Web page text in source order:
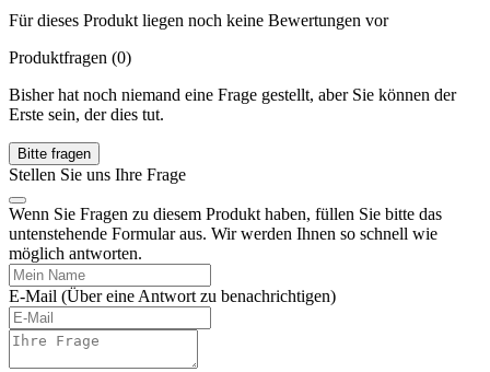
Für dieses Produkt liegen noch keine Bewertungen vor
Produktfragen (0)
Bisher hat noch niemand eine Frage gestellt, aber Sie können der
Erste sein, der dies tut.
Bitte fragen
Stellen Sie uns Ihre Frage
Wenn Sie Fragen zu diesem Produkt haben, füllen Sie bitte das
untenstehende Formular aus. Wir werden Ihnen so schnell wie
möglich antworten.
E-Mail (Über eine Antwort zu benachrichtigen)